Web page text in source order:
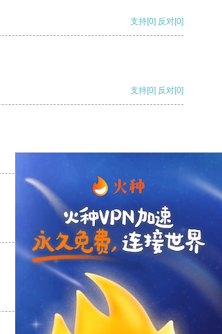
支持[0] 反对[0]
支持[0] 反对[0]
支持 [0] 反对 [0]
支持